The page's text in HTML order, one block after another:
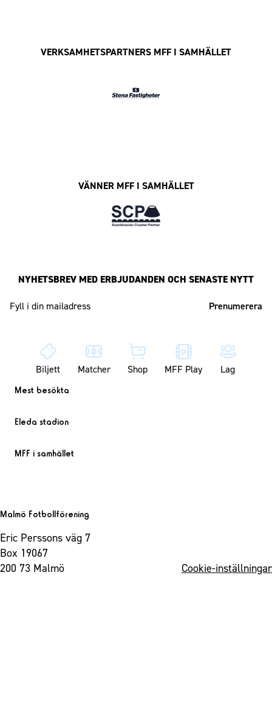
VERKSAMHETSPARTNERS MFF I SAMHÄLLET
VÄNNER MFF I SAMHÄLLET
NYHETSBREV MED ERBJUDANDEN OCH SENASTE NYTT
Biljett Matcher Shop MFF Play Lag
Mest besökta
Eleda stadion
MFF i samhället
Malmö Fotbollförening
Eric Perssons väg 7
Box 19067
200 73 Malmö
Cookie-inställningar